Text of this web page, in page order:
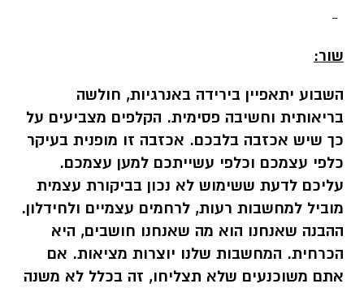
-
שור:
השבוע יתאפיין בירידה באנרגיות, חולשה
בריאותית וחשיבה פסימית. הקלפים מצביעים על
כך שיש אכזבה בלבכם. אכזבה זו מופנית בעיקר
כלפי עצמכם וכלפי עשייתכם למען עצמכם.
עליכם לדעת ששימוש לא נכון בביקורת עצמית
מוביל למחשבות רעות, לרחמים עצמיים ולחידלון.
ההבנה שאנחנו הוא מה שאנחנו חושבים, היא
הכרחית. המחשבות שלנו יוצרות מציאות. אם
אתם משוכנעים שלא תצליחו, זה בכלל לא משנה